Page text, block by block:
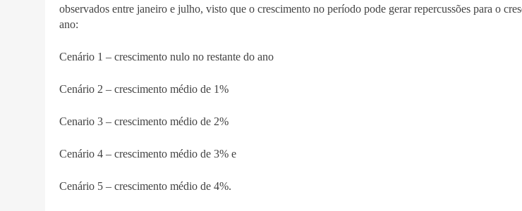
observados entre janeiro e julho, visto que o crescimento no período pode gerar repercussões para o
ano:
Cenário 1 – crescimento nulo no restante do ano
Cenário 2 – crescimento médio de 1%
Cenario 3 – crescimento médio de 2%
Cenário 4 – crescimento médio de 3% e
Cenário 5 – crescimento médio de 4%.